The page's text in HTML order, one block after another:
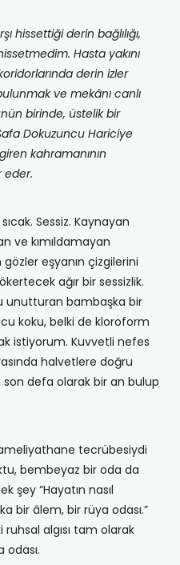
hissettiği derin bağlılığı,
Hasta yakını
derin izler
ve mekânı canlı
birinde, üstelik bir
Dokuzuncu Hariciye
kahramanının
eder.
Sessiz. Kaynayan
ve kımıldamayan
eşyanın çizgilerini
ağır bir sessizlik.
unutturan bambaşka bir
koku, belki de kloroform
istiyorum. Kuvvetli nefes
halvetlere doğru
defa olarak bir an bulup
tecrübesiydi
bembeyaz bir oda da
şey “Hayatın nasıl
bir âlem, bir rüya odası.”
algısı tam olarak